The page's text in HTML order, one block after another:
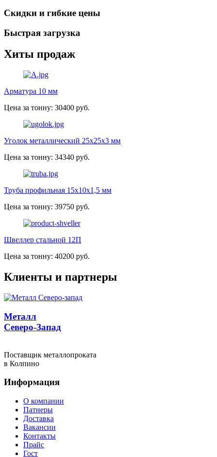
Скидки и гибкие цены
Быстрая загрузка
Хиты продаж
Арматура 10 мм
Цена за тонну: 30400 руб.
Уголок металлический 25х25х3 мм
Цена за тонну: 34340 руб.
Труба профильная 15х10х1,5 мм
Цена за тонну: 39750 руб.
Швеллер стальной 12П
Цена за тонну: 40200 руб.
Клиенты и партнеры
Металл
Северо-Запад
Поставщик металлопроката
в Колпино
Информация
О компании
Патнеры
Доставка
Вакансии
Контакты
Прайс
Гост